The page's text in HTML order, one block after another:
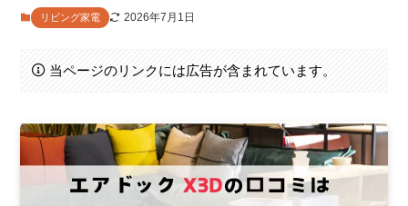
リビング家電 2026年7月1日
当ページのリンクには広告が含まれています。